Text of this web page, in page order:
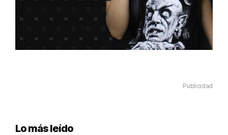
Publicidad
Lo más leído